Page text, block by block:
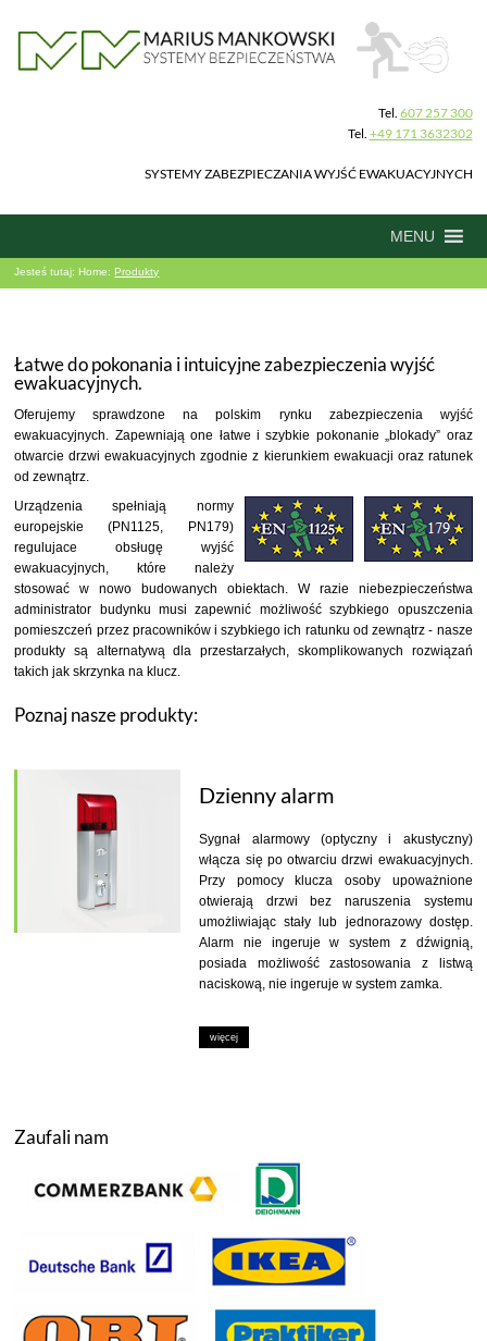
Tel. 607 257 300
Tel. +49 171 3632302
SYSTEMY ZABEZPIECZANIA WYJŚĆ EWAKUACYJNYCH
MENU
Jesteś tutaj: Home: Produkty
Łatwe do pokonania i intuicyjne zabezpieczenia wyjść
ewakuacyjnych.
Oferujemy sprawdzone na polskim rynku zabezpieczenia wyjść
ewakuacyjnych. Zapewniają one łatwe i szybkie pokonanie „blokady” oraz
otwarcie drzwi ewakuacyjnych zgodnie z kierunkiem ewakuacji oraz ratunek
od zewnątrz.
Urządzenia spełniają normy
europejskie (PN1125, PN179)
regulujace obsługę wyjść
ewakuacyjnych, które należy
stosować w nowo budowanych obiektach. W razie niebezpieczeństwa
administrator budynku musi zapewnić możliwość szybkiego opuszczenia
pomieszczeń przez pracowników i szybkiego ich ratunku od zewnątrz - nasze
produkty są alternatywą dla przestarzałych, skomplikowanych rozwiązań
takich jak skrzynka na klucz.
Poznaj nasze produkty:
Dzienny alarm
Sygnał alarmowy (optyczny i akustyczny)
włącza się po otwarciu drzwi ewakuacyjnych.
Przy pomocy klucza osoby upoważnione
otwierają drzwi bez naruszenia systemu
umożliwiając stały lub jednorazowy dostęp.
Alarm nie ingeruje w system z dźwignią,
posiada możliwość zastosowania z listwą
naciskową, nie ingeruje w system zamka.
więcej
Zaufali nam